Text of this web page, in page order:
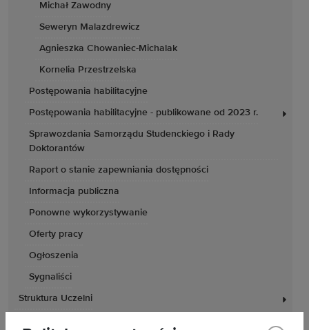
Michał Zawodny
Seweryn Malazdrewicz
Agnieszka Chowaniec-Michalak
Kornelia Przestrzelska
Postępowania habilitacyjne
Postępowania habilitacyjne - publikowane od 2023 r.
Sprawozdania Samorządu Studenckiego i Rady
Doktorantów
Raport o stanie zapewniania dostępności
Informacja publiczna
Ponowne wykorzystywanie
Oferty pracy
Ogłoszenia
Sygnaliści
Struktura Uczelni